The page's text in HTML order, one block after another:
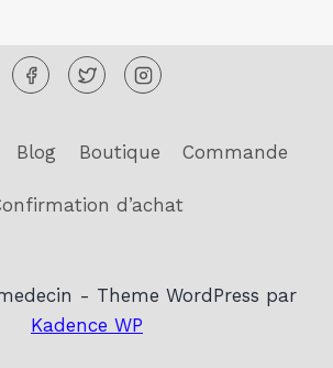
Blog Boutique Commande
d’achat
- Theme WordPress par
Kadence WP